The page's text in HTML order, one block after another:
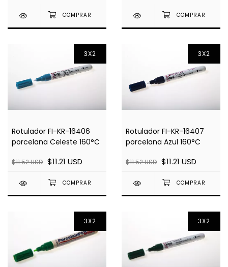
3X2
Rotulador FI-KR-16406
porcelana Celeste 160°C
$11.52 USD $11.21 USD
3X2
Rotulador FI-KR-16407
porcelana Azul 160°C
$11.52 USD $11.21 USD
3X2 3X2